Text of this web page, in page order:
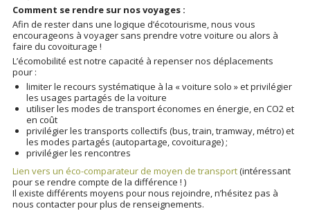
Comment se rendre sur nos voyages :
Afin de rester dans une logique d’écotourisme, nous vous
encourageons à voyager sans prendre votre voiture ou alors à
faire du covoiturage !
L’écomobilité est notre capacité à repenser nos déplacements
pour :
limiter le recours systématique à la « voiture solo » et privilégier
les usages partagés de la voiture
utiliser les modes de transport économes en énergie, en CO2 et
en coût
privilégier les transports collectifs (bus, train, tramway, métro) et
les modes partagés (autopartage, covoiturage) ;
privilégier les rencontres
Lien vers un éco-comparateur de moyen de transport(intéressant
pour se rendre compte de la différence ! )
Il existe différents moyens pour nous rejoindre, n’hésitez pas à
nous contacter pour plus de renseignements.